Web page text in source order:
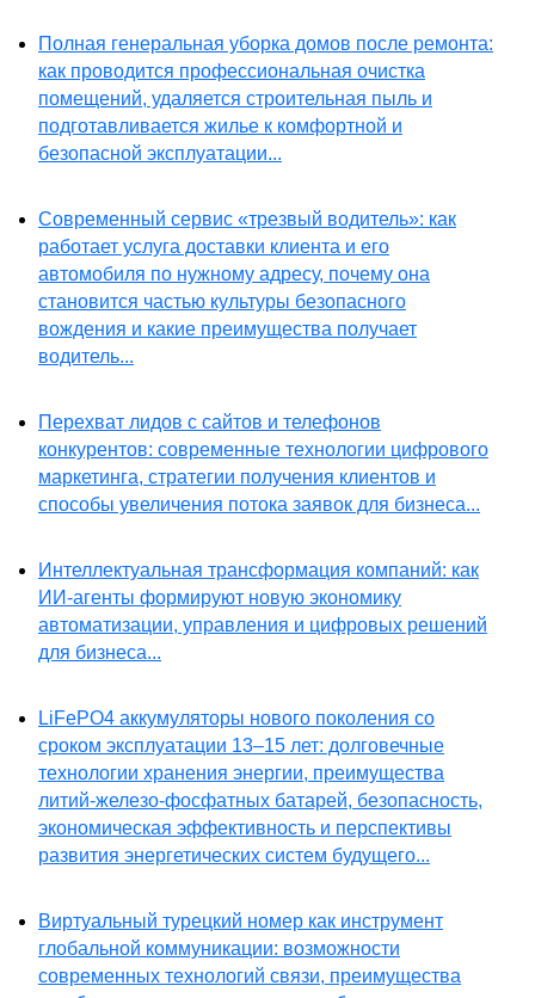
Полная генеральная уборка домов после ремонта:
как проводится профессиональная очистка
помещений, удаляется строительная пыль и
подготавливается жилье к комфортной и
безопасной эксплуатации...
Современный сервис «трезвый водитель»: как
работает услуга доставки клиента и его
автомобиля по нужному адресу, почему она
становится частью культуры безопасного
вождения и какие преимущества получает
водитель...
Перехват лидов с сайтов и телефонов
конкурентов: современные технологии цифрового
маркетинга, стратегии получения клиентов и
способы увеличения потока заявок для бизнеса...
Интеллектуальная трансформация компаний: как
ИИ-агенты формируют новую экономику
автоматизации, управления и цифровых решений
для бизнеса...
LiFePO4 аккумуляторы нового поколения со
сроком эксплуатации 13–15 лет: долговечные
технологии хранения энергии, преимущества
литий-железо-фосфатных батарей, безопасность,
экономическая эффективность и перспективы
развития энергетических систем будущего...
Виртуальный турецкий номер как инструмент
глобальной коммуникации: возможности
современных технологий связи, преимущества